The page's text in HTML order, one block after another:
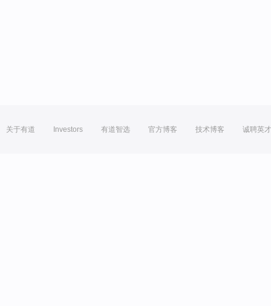
关于有道 Investors 有道智选 官方博客 技术博客 诚聘英才